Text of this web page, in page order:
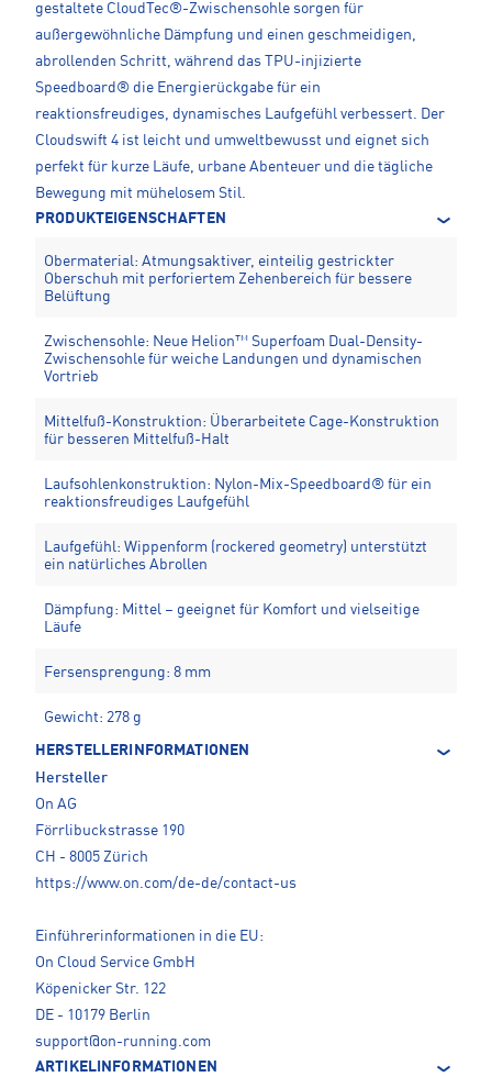
gestaltete CloudTec®-Zwischensohle sorgen für
außergewöhnliche Dämpfung und einen geschmeidigen,
abrollenden Schritt, während das TPU-injizierte
Speedboard® die Energierückgabe für ein
reaktionsfreudiges, dynamisches Laufgefühl verbessert. Der
Cloudswift 4 ist leicht und umweltbewusst und eignet sich
perfekt für kurze Läufe, urbane Abenteuer und die tägliche
Bewegung mit mühelosem Stil.
PRODUKTEIGENSCHAFTEN
Obermaterial: Atmungsaktiver, einteilig gestrickter
Oberschuh mit perforiertem Zehenbereich für bessere
Belüftung
Zwischensohle: Neue Helion™ Superfoam Dual-Density-
Zwischensohle für weiche Landungen und dynamischen
Vortrieb
Mittelfuß-Konstruktion: Überarbeitete Cage-Konstruktion
für besseren Mittelfuß-Halt
Laufsohlenkonstruktion: Nylon-Mix-Speedboard® für ein
reaktionsfreudiges Laufgefühl
Laufgefühl: Wippenform (rockered geometry) unterstützt
ein natürliches Abrollen
Dämpfung: Mittel – geeignet für Komfort und vielseitige
Läufe
Fersensprengung: 8 mm
Gewicht: 278 g
HERSTELLERINFORMATIONEN
Hersteller
On AG
Förrlibuckstrasse 190
CH - 8005 Zürich
https://www.on.com/de-de/contact-us
Einführerinformationen in die EU:
On Cloud Service GmbH
Köpenicker Str. 122
DE - 10179 Berlin
support@on-running.com
ARTIKELINFORMATIONEN